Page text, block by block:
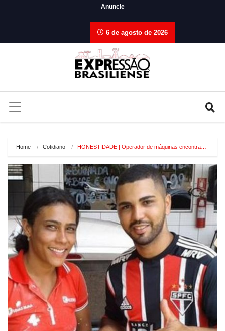
Anuncie
6 de agosto de 2026
Home Cotidiano HONESTIDADE | Operador de máquinas encontra…